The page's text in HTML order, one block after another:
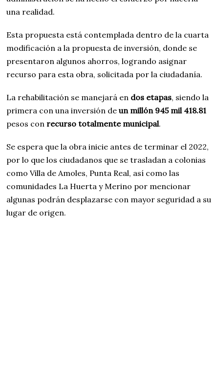
una realidad.
Esta propuesta está contemplada dentro de la cuarta
modificación a la propuesta de inversión, donde se
presentaron algunos ahorros, logrando asignar
recurso para esta obra, solicitada por la ciudadanía.
La rehabilitación se manejará en dos etapas, siendo la
primera con una inversión deun millón 945 mil 418.81
pesos con recurso totalmente municipal.
Se espera que la obra inicie antes de terminar el 2022,
por lo que los ciudadanos que se trasladan a colonias
como Villa de Amoles, Punta Real, así como las
comunidades La Huerta y Merino por mencionar
algunas podrán desplazarse con mayor seguridad a su
lugar de origen.